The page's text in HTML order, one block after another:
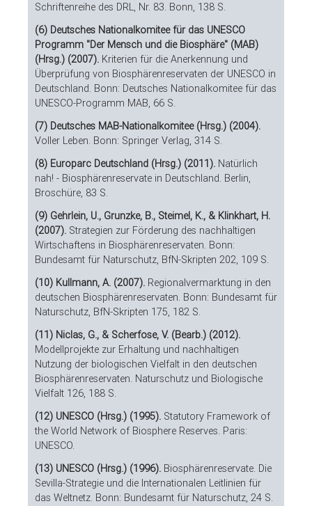
Schriftenreihe des DRL, Nr. 83. Bonn, 138 S.
(6) Deutsches Nationalkomitee für das UNESCO
Programm "Der Mensch und die Biosphäre" (MAB)
(Hrsg.) (2007). Kriterien für die Anerkennung und
Überprüfung von Biosphärenreservaten der UNESCO in
Deutschland. Bonn: Deutsches Nationalkomitee für das
UNESCO-Programm MAB, 66 S.
(7) Deutsches MAB-Nationalkomitee (Hrsg.) (2004).
Voller Leben. Bonn: Springer Verlag, 314 S.
(8) Europarc Deutschland (Hrsg.) (2011). Natürlich
nah! - Biosphärenreservate in Deutschland. Berlin,
Broschüre, 83 S.
(9) Gehrlein, U., Grunzke, B., Steimel, K., & Klinkhart, H.
(2007). Strategien zur Förderung des nachhaltigen
Wirtschaftens in Biosphärenreservaten. Bonn:
Bundesamt für Naturschutz, BfN-Skripten 202, 109 S.
(10) Kullmann, A. (2007). Regionalvermarktung in den
deutschen Biosphärenreservaten. Bonn: Bundesamt für
Naturschutz, BfN-Skripten 175, 182 S.
(11) Niclas, G., & Scherfose, V. (Bearb.) (2012).
Modellprojekte zur Erhaltung und nachhaltigen
Nutzung der biologischen Vielfalt in den deutschen
Biosphärenreservaten. Naturschutz und Biologische
Vielfalt 126, 188 S.
(12) UNESCO (Hrsg.) (1995). Statutory Framework of
the World Network of Biosphere Reserves. Paris:
UNESCO.
(13) UNESCO (Hrsg.) (1996). Biosphärenreservate. Die
Sevilla-Strategie und die Internationalen Leitlinien für
das Weltnetz. Bonn: Bundesamt für Naturschutz, 24 S.